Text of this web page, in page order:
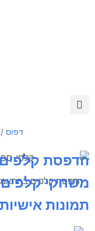
דפוס/
הדפסת קלפים בהתאמה
הדפסת קלפים
משחקי קלפים,
תמונות